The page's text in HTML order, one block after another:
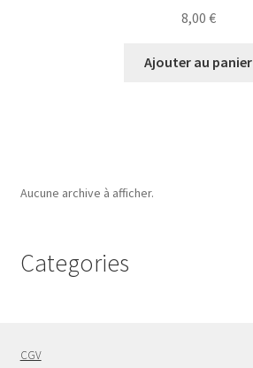
8,00 €
Ajouter au panier
Aucune archive à afficher.
Categories
CGV